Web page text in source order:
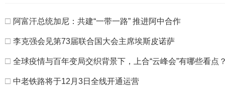
□ 阿富汗总统加尼：共建“一带一路” 推进阿中合作
□ 李克强会见第73届联合国大会主席埃斯皮诺萨
□ 全球疫情与百年变局交织背景下，上合“云峰会”有哪些看点
□ 中老铁路将于12月3日全线开通运营